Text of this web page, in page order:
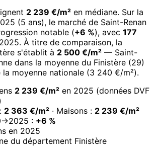
2 239 €/m² en médiane. Sur la
(5 ans), le marché de Saint-Renan
notable (+6 %), avec 177
À titre de comparaison, la
s'établit à 2 500 €/m² — Saint-
dans la moyenne du Finistère (29)
la moyenne nationale (3 240 €/m²).
2 239 €/m² en 2025 (données DVF
2 363 €/m² · Maisons : 2 239 €/m²
: +6 %
en 2025
du département Finistère